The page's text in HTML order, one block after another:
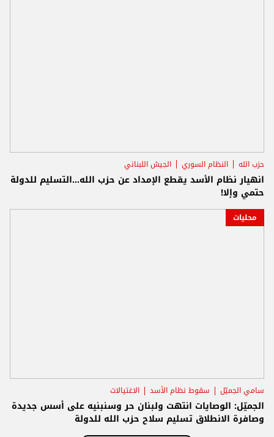
حزب الله النظام السوري الجيش اللبناني
انهيار نظام الأسد يقطع الإمداد عن حزب الله...التسليم للدولة
حتمي وإلا!
محليات
سامي الجميّل سقوط نظام الأسد الاغتيالات
الجميّل: الوصايات انتهت ولبنان حر وسنبنيه على أسس جديدة
وصافرة الانطلاق تسليم سلاح حزب الله للدولة